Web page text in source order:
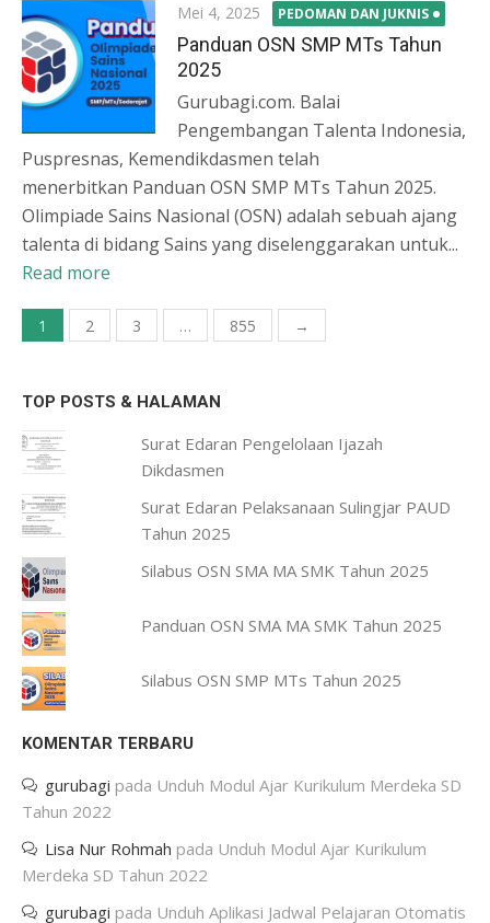
Posted
on
Mei 4, 2025 PEDOMAN DAN JUKNIS
Panduan OSN SMP MTs Tahun
2025
Gurubagi.com. Balai
Pengembangan Talenta Indonesia,
Puspresnas, Kemendikdasmen telah
menerbitkan Panduan OSN SMP MTs Tahun 2025.
Olimpiade Sains Nasional (OSN) adalah sebuah ajang
talenta di bidang Sains yang diselenggarakan untuk...
Read more
Paginasi
1 2 3 … 855 →
TOP POSTS & HALAMAN
Surat Edaran Pengelolaan Ijazah
Dikdasmen
Surat Edaran Pelaksanaan Sulingjar PAUD
Tahun 2025
Silabus OSN SMA MA SMK Tahun 2025
Panduan OSN SMA MA SMK Tahun 2025
Silabus OSN SMP MTs Tahun 2025
KOMENTAR TERBARU
gurubagi pada Unduh Modul Ajar Kurikulum Merdeka SD
Tahun 2022
Lisa Nur Rohmah pada Unduh Modul Ajar Kurikulum
Merdeka SD Tahun 2022
gurubagi pada Unduh Aplikasi Jadwal Pelajaran Otomatis